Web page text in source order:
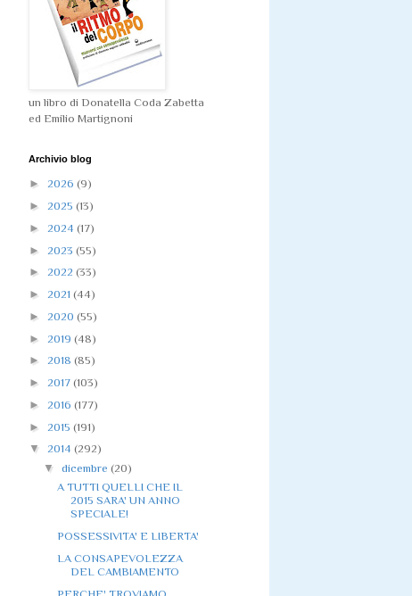
un libro di Donatella Coda Zabetta
ed Emilio Martignoni
Archivio blog
► 2026 (9)
► 2025 (13)
► 2024 (17)
► 2023 (55)
► 2022 (33)
► 2021 (44)
► 2020 (55)
► 2019 (48)
► 2018 (85)
► 2017 (103)
► 2016 (177)
► 2015 (191)
▼ 2014 (292)
▼ dicembre (20)
A TUTTI QUELLI CHE IL
2015 SARA' UN ANNO
SPECIALE!
POSSESSIVITA' E LIBERTA'
LA CONSAPEVOLEZZA
DEL CAMBIAMENTO
PERCHE' TROVIAMO